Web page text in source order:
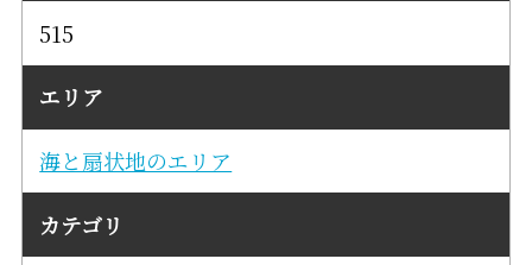
515
エリア
海と扇状地のエリア
カテゴリ